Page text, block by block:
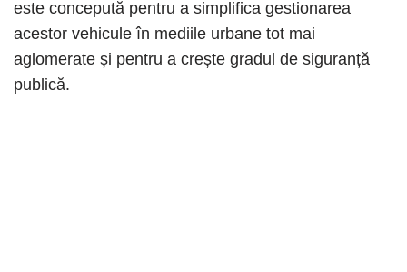
este concepută pentru a simplifica gestionarea
acestor vehicule în mediile urbane tot mai
aglomerate și pentru a crește gradul de siguranță
publică.